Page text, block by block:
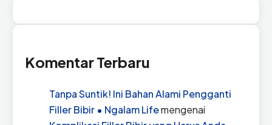
Komentar Terbaru
Tanpa Suntik! Ini Bahan Alami Pengganti
Filler Bibir • Ngalam Lifemengenai